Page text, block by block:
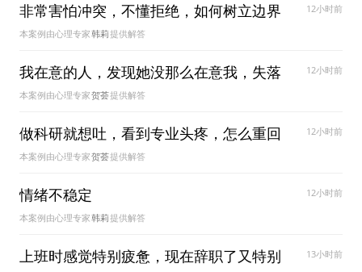
非常害怕冲突，不懂拒绝，如何树立边界 12小时前
本案例由心理专家韩莉提供解答
我在意的人，发现她没那么在意我，失落 12小时前
本案例由心理专家贺荟提供解答
做科研就想吐，看到专业头疼，怎么重回 12小时前
本案例由心理专家贺荟提供解答
情绪不稳定 12小时前
本案例由心理专家韩莉提供解答
上班时感觉特别疲惫，现在辞职了又特别 13小时前